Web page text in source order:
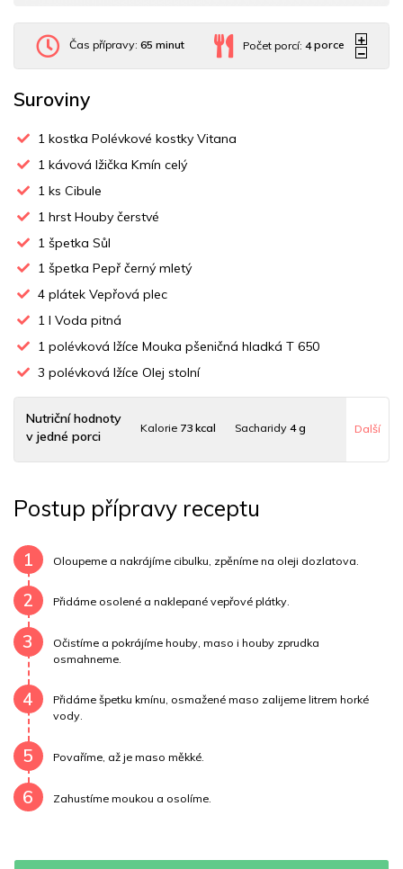
Čas přípravy:65 minut Počet porcí:4 porce
Suroviny
1 kostka Polévkové kostky Vitana
1 kávová lžička Kmín celý
1 ks Cibule
1 hrst Houby čerstvé
1 špetka Sůl
1 špetka Pepř černý mletý
4 plátek Vepřová plec
1 l Voda pitná
1 polévková lžíce Mouka pšeničná hladká T 650
3 polévková lžíce Olej stolní
Nutriční hodnoty
v jedné porci
Kalorie 73 kcal Sacharidy4 g
Uhlovodany 4 g Cholesterol3.4 mg
Draslík 118.5 mg Vláknina 1888.8 mg
Vitamín A Vitamín B6
Další
Postup přípravy receptu
1 Oloupeme a nakrájíme cibulku, zpěníme na oleji dozlatova.
2 Přidáme osolené a naklepané vepřové plátky.
3
Očistíme a pokrájíme houby, maso i houby zprudka
osmahneme.
4
Přidáme špetku kmínu, osmažené maso zalijeme litrem horké
vody.
5 Povaříme, až je maso měkké.
6 Zahustíme moukou a osolíme.